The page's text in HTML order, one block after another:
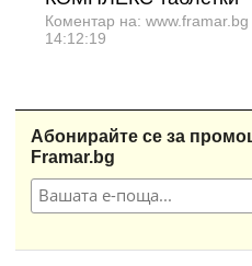
Коментар на: www.framar.bg
14:12:19
Абонирайте се за
Framar.bg